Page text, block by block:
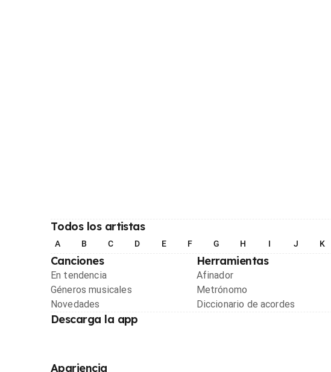
Todos los artistas
A B C D E F G H I J K
Canciones
En tendencia
Géneros musicales
Novedades
Herramientas
Afinador
Metrónomo
Diccionario de acordes
Descarga la app
Apariencia